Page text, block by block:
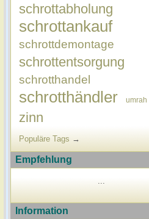
schrottabholung
schrottankauf
schrottdemontage
schrottentsorgung
schrotthandel
schrotthändler umrah
zinn
Populäre Tags →
Empfehlung
Information